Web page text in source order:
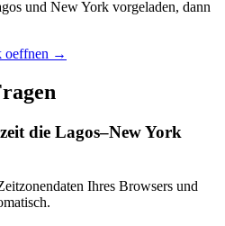
und New York vorgeladen, dann
oeffnen →
die Lagos–New York
Ihres Browsers und